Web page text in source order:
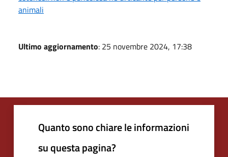
animali
Ultimo aggiornamento: 25 novembre 2024, 17:38
Quanto sono chiare le informazioni
su questa pagina?